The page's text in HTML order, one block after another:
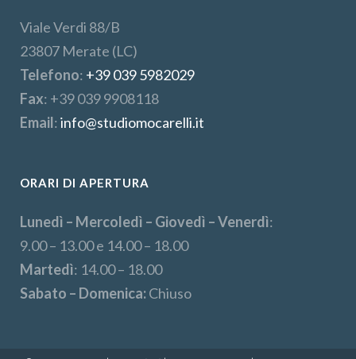
Viale Verdi 88/B
23807 Merate (LC)
Telefono: +39 039 5982029
Fax: +39 039 9908118
Email:info@studiomocarelli.it
ORARI DI APERTURA
Lunedì – Mercoledì – Giovedì – Venerdì:
9.00 – 13.00 e 14.00 – 18.00
Martedì: 14.00 – 18.00
Sabato – Domenica:Chiuso